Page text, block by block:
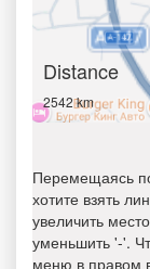
Distance
2542 km
Перемещаясь
хотите взять
увеличить
уменьшить '-'.
меню в правом